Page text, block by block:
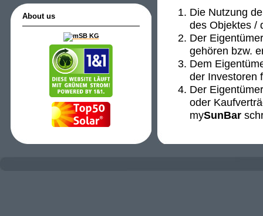
About us
Die Nutzung
des Objektes /
Der
gehören bzw.
Dem
der Investoren
Der
oder
mySunBar